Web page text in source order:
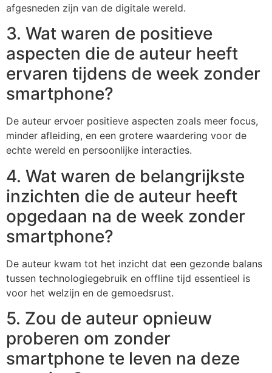
afgesneden zijn van de digitale wereld.
3. Wat waren de positieve
aspecten die de auteur heeft
ervaren tijdens de week zonder
smartphone?
De auteur ervoer positieve aspecten zoals meer focus,
minder afleiding, en een grotere waardering voor de
echte wereld en persoonlijke interacties.
4. Wat waren de belangrijkste
inzichten die de auteur heeft
opgedaan na de week zonder
smartphone?
De auteur kwam tot het inzicht dat een gezonde balans
tussen technologiegebruik en offline tijd essentieel is
voor het welzijn en de gemoedsrust.
5. Zou de auteur opnieuw
proberen om zonder
smartphone te leven na deze